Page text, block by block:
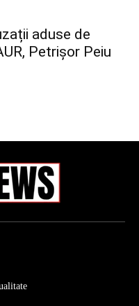
aduse de
Petrișor Peiu